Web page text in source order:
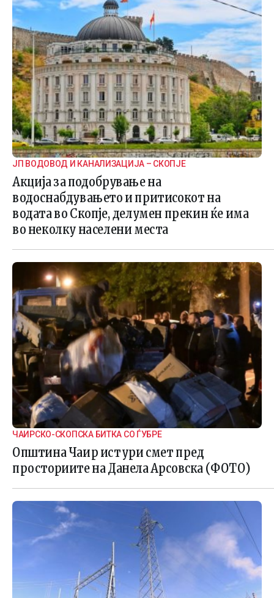
ЈП ВОДОВОД И КАНАЛИЗАЦИЈА – СКОПЈЕ
Акција за подобрување на
водоснабдувањето и притисокот на
водата во Скопје, делумен прекин ќе има
во неколку населени места
ЧАИРСКО-СКОПСКА БИТКА СО ЃУБРЕ
Општина Чаир истури смет пред
просториите на Данела Арсовска (ФОТО)